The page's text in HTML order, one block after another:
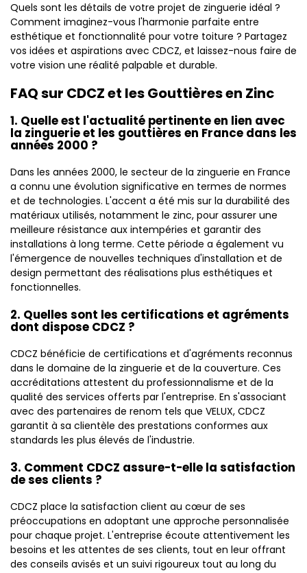
Quels sont les détails de votre projet de zinguerie idéal ?
Comment imaginez-vous l'harmonie parfaite entre
esthétique et fonctionnalité pour votre toiture ? Partagez
vos idées et aspirations avec CDCZ, et laissez-nous faire de
votre vision une réalité palpable et durable.
FAQ sur CDCZ et les Gouttières en Zinc
1. Quelle est l'actualité pertinente en lien avec
la zinguerie et les gouttières en France dans les
années 2000 ?
Dans les années 2000, le secteur de la zinguerie en France
a connu une évolution significative en termes de normes
et de technologies. L'accent a été mis sur la durabilité des
matériaux utilisés, notamment le zinc, pour assurer une
meilleure résistance aux intempéries et garantir des
installations à long terme. Cette période a également vu
l'émergence de nouvelles techniques d'installation et de
design permettant des réalisations plus esthétiques et
fonctionnelles.
2. Quelles sont les certifications et agréments
dont dispose CDCZ ?
CDCZ bénéficie de certifications et d'agréments reconnus
dans le domaine de la zinguerie et de la couverture. Ces
accréditations attestent du professionnalisme et de la
qualité des services offerts par l'entreprise. En s'associant
avec des partenaires de renom tels que VELUX, CDCZ
garantit à sa clientèle des prestations conformes aux
standards les plus élevés de l'industrie.
3. Comment CDCZ assure-t-elle la satisfaction
de ses clients ?
CDCZ place la satisfaction client au cœur de ses
préoccupations en adoptant une approche personnalisée
pour chaque projet. L'entreprise écoute attentivement les
besoins et les attentes de ses clients, tout en leur offrant
des conseils avisés et un suivi rigoureux tout au long du